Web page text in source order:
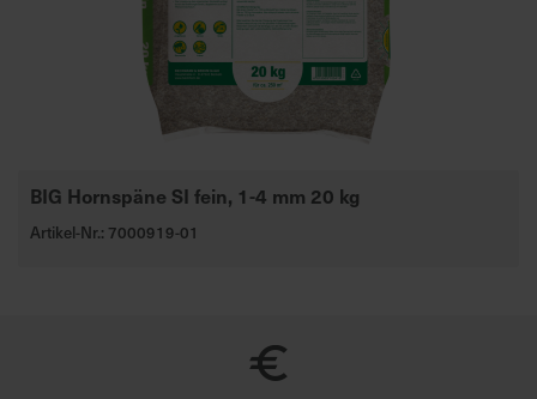
BIG Hornspäne SI fein, 1-4 mm 20 kg
Artikel-Nr.: 7000919-01